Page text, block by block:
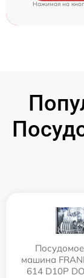
Нажимая на
машина
614 D10P